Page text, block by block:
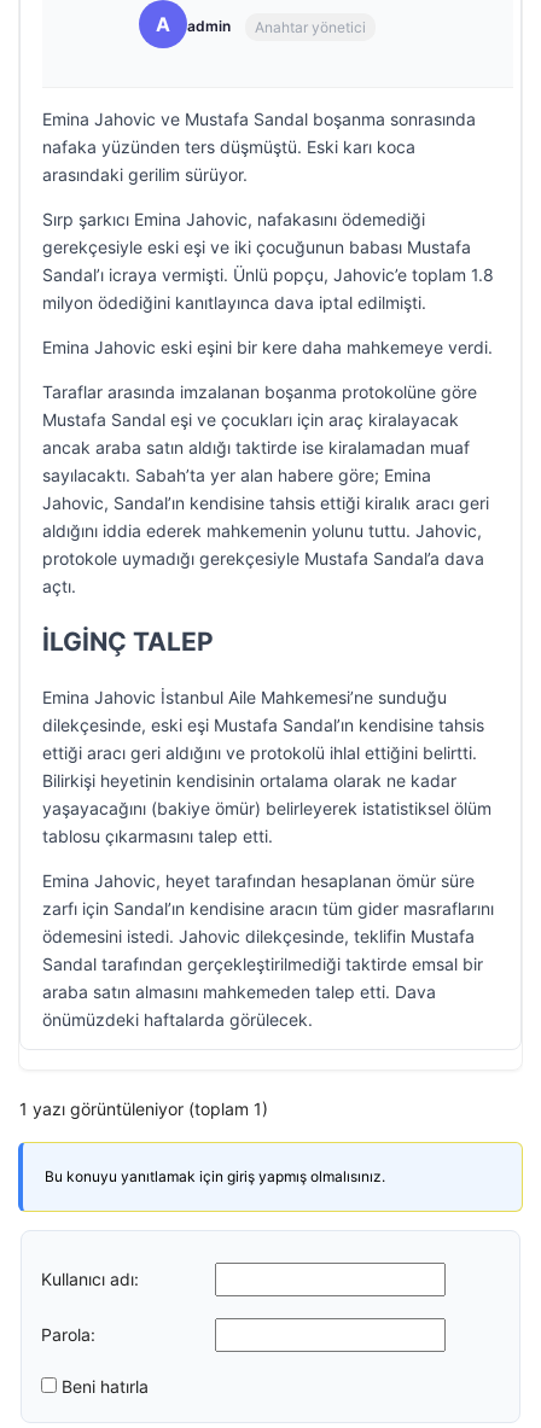
A admin Anahtar yönetici
Emina Jahovic ve Mustafa Sandal boşanma sonrasında
nafaka yüzünden ters düşmüştü. Eski karı koca
arasındaki gerilim sürüyor.
Sırp şarkıcı Emina Jahovic, nafakasını ödemediği
gerekçesiyle eski eşi ve iki çocuğunun babası Mustafa
Sandal’ı icraya vermişti. Ünlü popçu, Jahovic’e toplam 1.8
milyon ödediğini kanıtlayınca dava iptal edilmişti.
Emina Jahovic eski eşini bir kere daha mahkemeye verdi.
Taraflar arasında imzalanan boşanma protokolüne göre
Mustafa Sandal eşi ve çocukları için araç kiralayacak
ancak araba satın aldığı taktirde ise kiralamadan muaf
sayılacaktı. Sabah’ta yer alan habere göre; Emina
Jahovic, Sandal’ın kendisine tahsis ettiği kiralık aracı geri
aldığını iddia ederek mahkemenin yolunu tuttu. Jahovic,
protokole uymadığı gerekçesiyle Mustafa Sandal’a dava
açtı.
İLGİNÇ TALEP
Emina Jahovic İstanbul Aile Mahkemesi’ne sunduğu
dilekçesinde, eski eşi Mustafa Sandal’ın kendisine tahsis
ettiği aracı geri aldığını ve protokolü ihlal ettiğini belirtti.
Bilirkişi heyetinin kendisinin ortalama olarak ne kadar
yaşayacağını (bakiye ömür) belirleyerek istatistiksel ölüm
tablosu çıkarmasını talep etti.
Emina Jahovic, heyet tarafından hesaplanan ömür süre
zarfı için Sandal’ın kendisine aracın tüm gider masraflarını
ödemesini istedi. Jahovic dilekçesinde, teklifin Mustafa
Sandal tarafından gerçekleştirilmediği taktirde emsal bir
araba satın almasını mahkemeden talep etti. Dava
önümüzdeki haftalarda görülecek.
1 yazı görüntüleniyor (toplam 1)
Bu konuyu yanıtlamak için giriş yapmış olmalısınız.
Kullanıcı adı:
Parola:
Beni hatırla